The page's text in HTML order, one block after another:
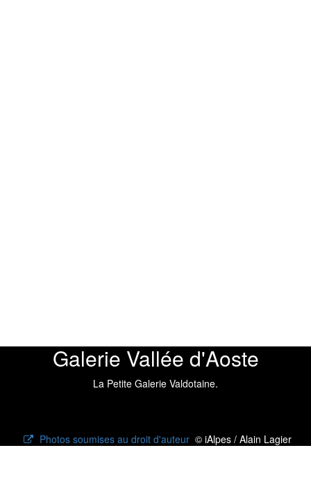
Galerie Vallée d'Aoste
La Petite Galerie Valdotaine.
Photos soumises au droit d'auteur© iAlpes / Alain Lagier